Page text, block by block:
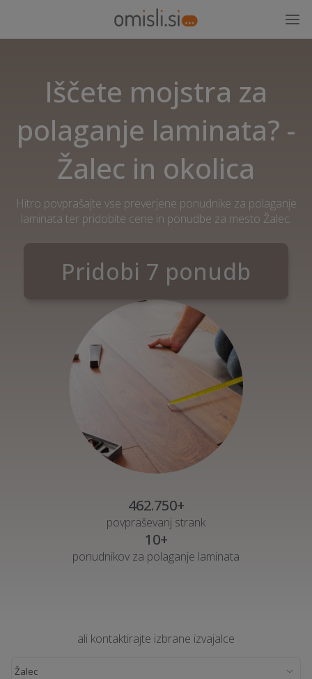
Iščete mojstra za
polaganje laminata? -
Žalec in okolica
Hitro povprašajte vse preverjene ponudnike za polaganje
laminata ter pridobite cene in ponudbe za mesto Žalec.
Pridobi 7 ponudb
462.750+
povpraševanj strank
10+
ponudnikov za polaganje laminata
ali kontaktirajte izbrane izvajalce